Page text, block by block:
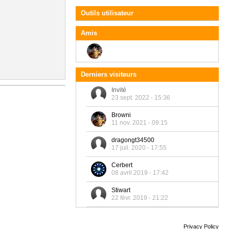
Outils utilisateur
Amis
Derniers visiteurs
Invité
23 sept. 2022 - 15:36
Browni
11 nov. 2021 - 09:15
dragongt34500
17 juil. 2020 - 17:55
Cerbert
08 avril 2019 - 17:42
Stiwart
22 févr. 2019 - 21:22
Privacy Policy